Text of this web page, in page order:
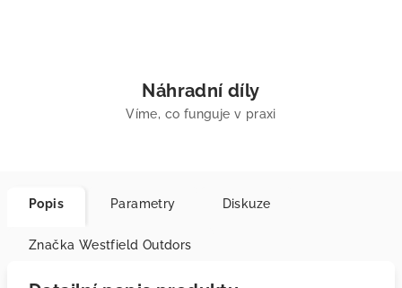
Náhradní díly
Víme, co funguje v praxi
Popis Parametry Diskuze
Značka Westfield Outdors